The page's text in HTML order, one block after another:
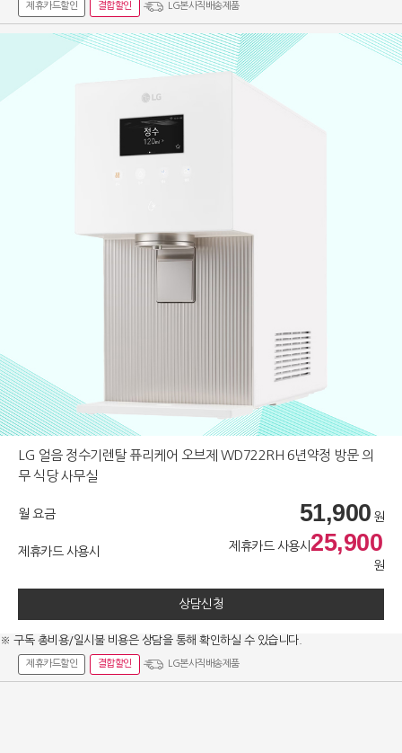
제휴카드할인 결합할인 LG본사직배송제품
LG 얼음 정수기렌탈 퓨리케어 오브제 WD722RH 6년약정 방문 의
무 식당 사무실
월 요금 51,900 원
제휴카드 사용시 제휴카드 사용시 25,900
원
상담신청
※ 구독 총비용/일시불 비용은 상담을 통해 확인하실 수 있습니다.
제휴카드할인 결합할인 LG본사직배송제품